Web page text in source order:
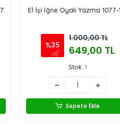
El İşi İğne Oyalı Yazma 1077-
%35
1.000,00 TL
649,00 TL
Stok: 1
Sepete Ekle